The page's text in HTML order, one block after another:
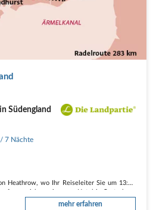
Südengland
/ 7 Nächte
Heathrow, wo Ihr Reiseleiter Sie um 13:30
mehr erfahren